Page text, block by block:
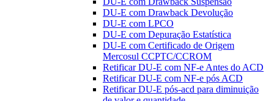
DU-E com Drawback Devolução
DU-E com LPCO
DU-E com Depuração Estatística
DU-E com Certificado de Origem
Mercosul CCPTC/CCROM
Retificar DU-E com NF-e Antes do ACD
Retificar DU-E com NF-e pós ACD
Retificar DU-E pós-acd para diminuição